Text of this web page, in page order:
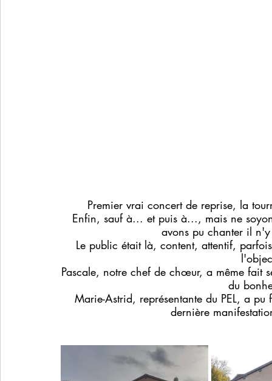
Premier vrai concert de reprise, la
Enfin, sauf à... et puis à..., mais ne
avons pu chanter il
Le public était là, content, attentif,
Pascale, notre chef de chœur, a même fait
du
Marie-Astrid, représentante du PEL, a
dernière